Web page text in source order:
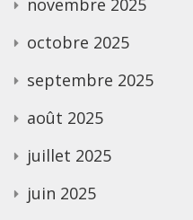
octobre 2025
septembre 2025
août 2025
juillet 2025
juin 2025